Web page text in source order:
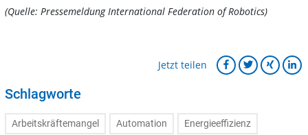
(Quelle: Pressemeldung International Federation of Robotics)
Jetzt teilen
Schlagworte
Arbeitskräftemangel Automation Energieeffizienz